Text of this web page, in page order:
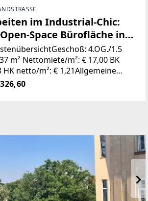
im Industrial-Chic:
Space Bürofläche in
Rochusmarkt
4.OG./1.5
€ 17,00 BK
Sie eine
die